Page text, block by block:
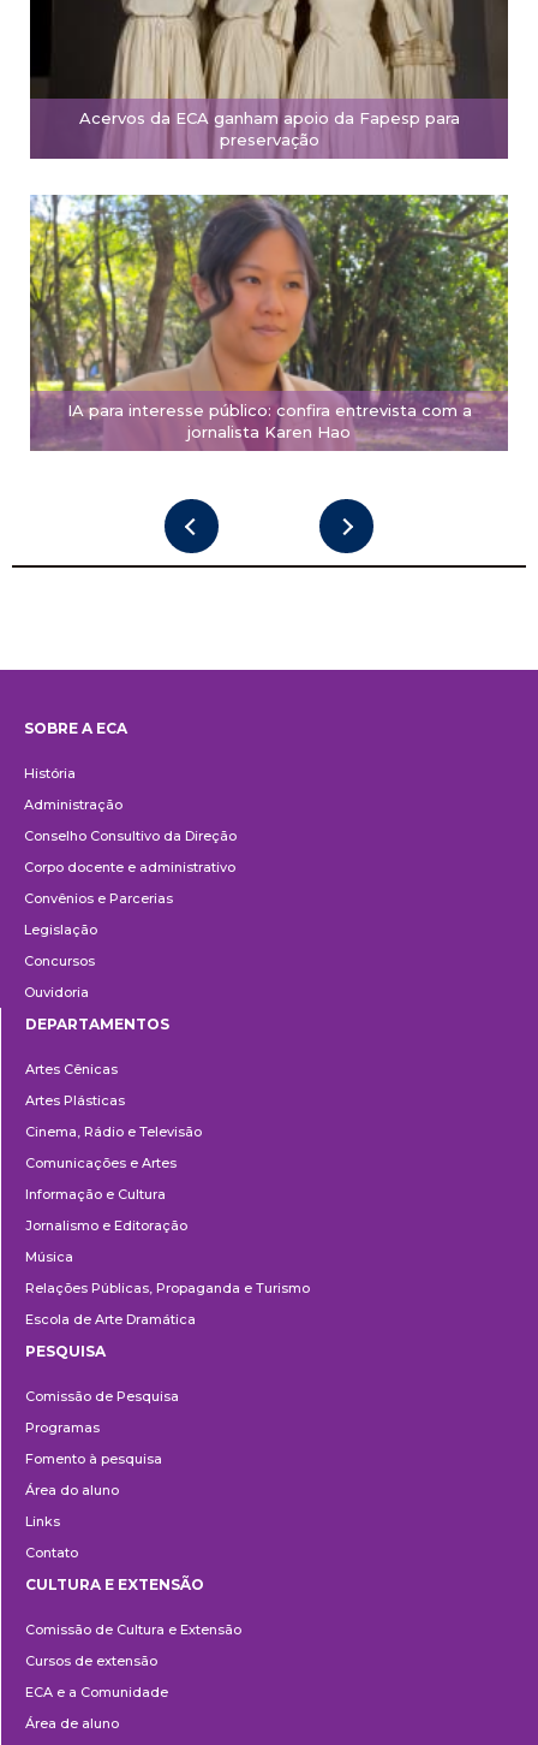
Acervos da ECA ganham apoio da Fapesp para
preservação
IA para interesse público: confira entrevista com a
jornalista Karen Hao
SOBRE A ECA
História
Administração
Conselho Consultivo da Direção
Corpo docente e administrativo
Convênios e Parcerias
Legislação
Concursos
Ouvidoria
DEPARTAMENTOS
Artes Cênicas
Artes Plásticas
Cinema, Rádio e Televisão
Comunicações e Artes
Informação e Cultura
Jornalismo e Editoração
Música
Relações Públicas, Propaganda e Turismo
Escola de Arte Dramática
PESQUISA
Comissão de Pesquisa
Programas
Fomento à pesquisa
Área do aluno
Links
Contato
e
Extensão
CULTURA E EXTENSÃO
Comissão de Cultura e Extensão
Cursos de extensão
ECA e a Comunidade
Área de aluno